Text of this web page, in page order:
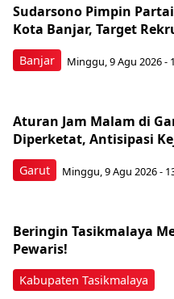
Banjar
Sudarsono Pimpin
Kota Banjar, Target
Minggu, 9 Agu 2026 -
Garut
Aturan Jam Malam di
Diperketat, Antisipasi
Minggu, 9 Agu 2026 -
Kabupaten Tasikmalaya
Beringin Tasikmalaya
Pewaris!